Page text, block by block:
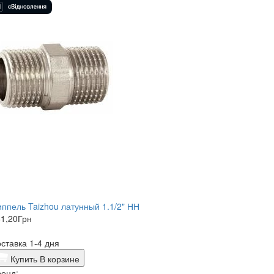
Taizhou латунный 1.1/2" НН
Грн
1-4 дня
Купить В корзине